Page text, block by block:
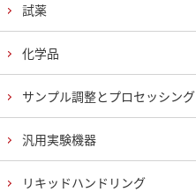
試薬
化学品
サンプル調整とプロセッシング
汎用実験機器
リキッドハンドリング